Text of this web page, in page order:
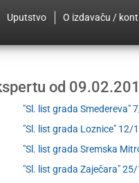
Uputstvo O izdavaču /
od
"Sl. list grada Smedereva"
"Sl. list grada Loznice" 12/
"Sl. list grada Sremska
"Sl. list grada Zaječara"